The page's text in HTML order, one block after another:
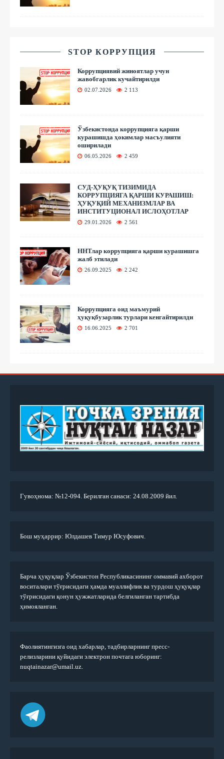
STOP КОРРУПЦИЯ
Коррупциявий жиноятлар учун
жавобгарлик кучайтирилди
02.07.2026 2 113
Ўзбекистонда коррупцияга қарши
курашишда ҳокимлар масъулияти
оширилади
06.05.2026 2 459
СУД-ҲУҚУҚ ТИЗИМИДА
КОРРУПЦИЯГА ҚАРШИ КУРАШИШ:
ҲУҚУҚИЙ МЕХАНИЗМЛАР ВА
ИНСТИТУЦИОНАЛ ИСЛОҲОТЛАР
29.01.2026 2 561
ННТлар коррупцияга қарши курашишга
жалб этилади
26.09.2025 2 242
Коррупцияга оид маъмурий
ҳуқуқбузарлик турлари кенгайтирилди
16.06.2025 2 701
Гувоҳнома: №12-094. Берилган санаси: 24.08.2009 йил.
Бош муҳаррир: Юлдашев Тимур Юсуфович.
Барча ҳуқуқлар Ўзбекистон Республикасининг оммавий ахборот
воситалари тўғрисидаги ҳамда муаллифлик ва турдош ҳуқуқлар
тўғрисидаги қонун ҳужжатларида белгиланган тартибда
ҳимояланган.
Фаолиятингизга оид хабарлар, тадбирларнинг пресс-
релизларини қуйидаги электрон почтага юборинг:
nuqtainazar@umail.uz.